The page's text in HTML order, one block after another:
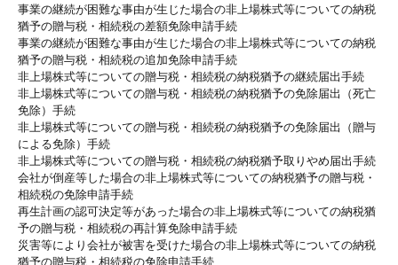
事業の継続が困難な事由が生じた場合の非上場株式等についての納税
猶予の贈与税・相続税の差額免除申請手続
事業の継続が困難な事由が生じた場合の非上場株式等についての納税
猶予の贈与税・相続税の追加免除申請手続
非上場株式等についての贈与税・相続税の納税猶予の継続届出手続
非上場株式等についての贈与税・相続税の納税猶予の免除届出（死亡
免除）手続
非上場株式等についての贈与税・相続税の納税猶予の免除届出（贈与
による免除）手続
非上場株式等についての贈与税・相続税の納税猶予取りやめ届出手続
会社が倒産等した場合の非上場株式等についての納税猶予の贈与税・
相続税の免除申請手続
再生計画の認可決定等があった場合の非上場株式等についての納税猶
予の贈与税・相続税の再計算免除申請手続
災害等により会社が被害を受けた場合の非上場株式等についての納税
猶予の贈与税・相続税の免除申請手続